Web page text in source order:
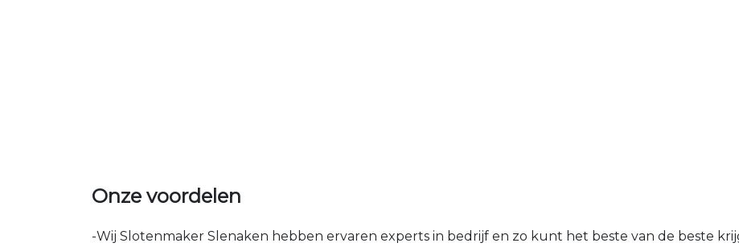
Onze voordelen
-Wij Slotenmaker Slenaken hebben ervaren experts in bedrijf en zo kunt het beste van de beste